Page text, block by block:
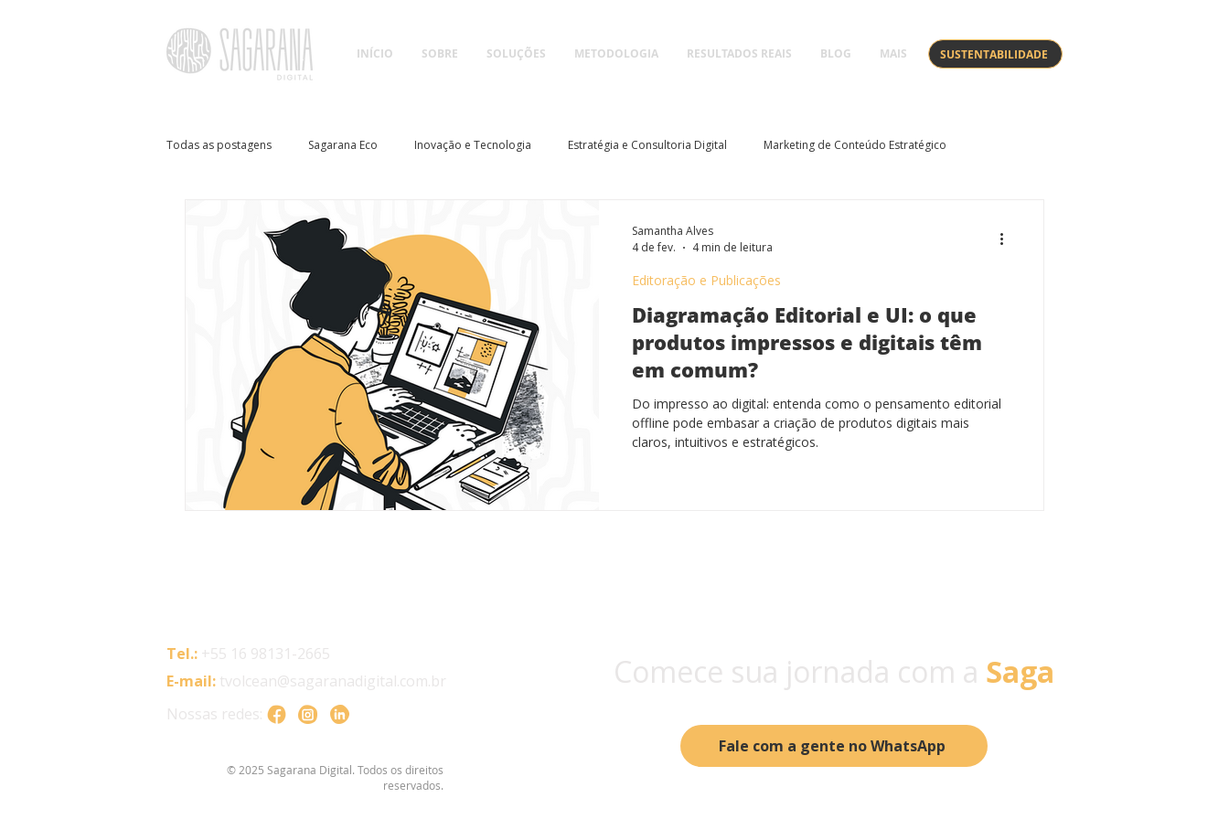
INÍCIO SOBRE SOLUÇÕES METODOLOGIA RESULTADOS REAIS BLOG MAIS SUSTENTABILIDADE
Todas as postagens Sagarana Eco Inovação e Tecnologia Estratégia e Consultoria Digital Marketing de Conteúdo Estratégico
Branding e Identidade Digital
Diagramação Editorial e UI: o que
produtos impressos e digitais têm
em comum?
Do impresso ao digital: entenda como o pensamento editorial
offline pode embasar a criação de produtos digitais mais
claros, intuitivos e estratégicos.
Editoração e Publicações
Samantha Alves
4 de fev.
4 min de leitura
Tel.: +55 16 98131-2665
E-mail: tvolcean@sagaranadigital.com.br Comece sua jornada com a Saga
Nossas redes:
© 2025 Sagarana Digital. Todos os direitos
reservados.
Fale com a gente no WhatsApp